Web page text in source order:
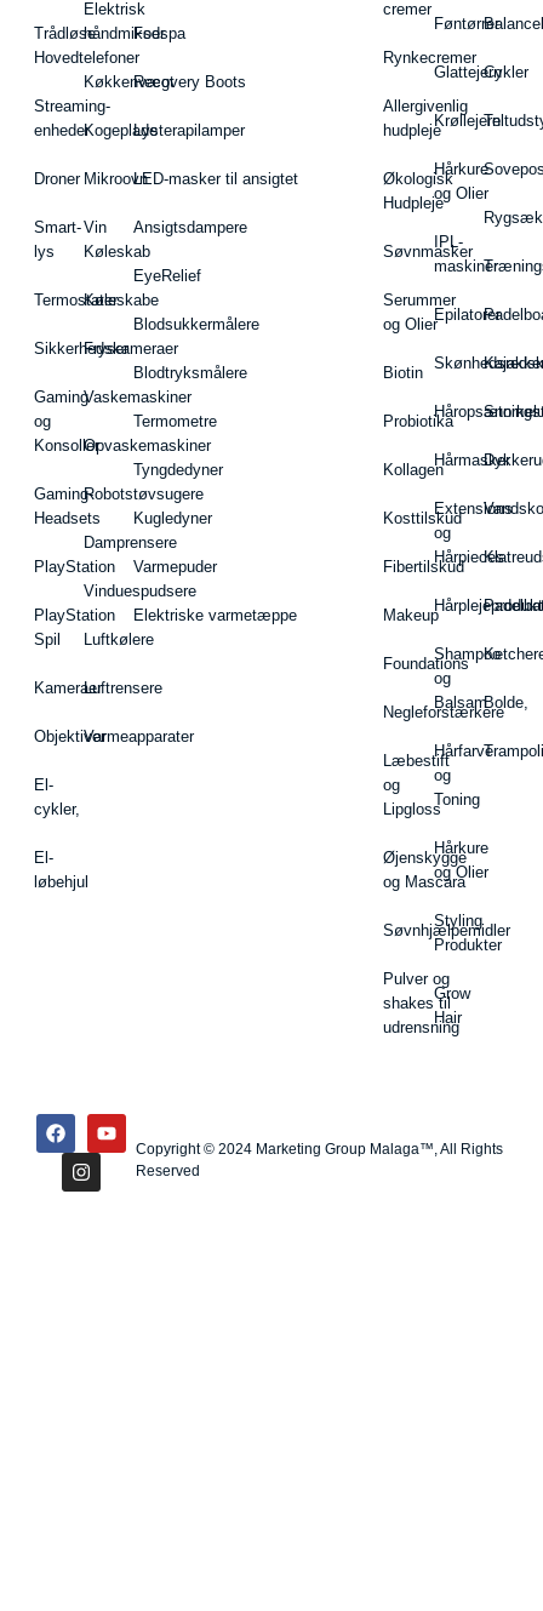
Trådløse
Hovedtelefoner
Streaming-
enheder
Droner
Smart-
lys
Termostater
Sikkerhedskameraer
Gaming
og
Konsoller
Gaming-
Headsets
PlayStation
PlayStation
Spil
Kameraer
Objektiver
El-
cykler,
El-
løbehjul
Elektrisk
håndmikser
Køkkenvægt
Kogeplade
Mikroovn
Vin
Køleskab
Køleskabe
Fryser
Vaskemaskiner
Opvaskemaskiner
Robotstøvsugere
Damprensere
Vinduespudsere
Luftkølere
Luftrensere
Varmeapparater
Fodspa
Recovery Boots
Lysterapilamper
LED-masker til ansigtet
Ansigtsdampere
EyeRelief
Blodsukkermålere
Blodtryksmålere
Termometre
Tyngdedyner
Kugledyner
Varmepuder
Elektriske varmetæppe
cremer
Rynkecremer
Allergivenlig
hudpleje
Økologisk
Hudpleje
Søvnmasker
Serummer
og Olier
Biotin
Probiotika
Kollagen
Kosttilskud
Fibertilskud
Makeup
Foundations
Negleforstærkere
Læbestift
og
Lipgloss
Øjenskygge
og Mascara
Søvnhjælpemidler
Pulver og
shakes til
udrensning
Føntørrer
Glattejern
Krøllejern
Hårkure
og Olier
IPL-
maskiner
Epilatorer
Hårmasker
Extensions
og
Hårpieces
Shampoo
og
Balsam
Hårfarve
og
Toning
Hårkure
og Olier
Styling
Produkter
Grow
Hair
Cykler
Vandsko
Bolde,
Copyright © 2024 Marketing Group Malaga™, All Rights
Reserved